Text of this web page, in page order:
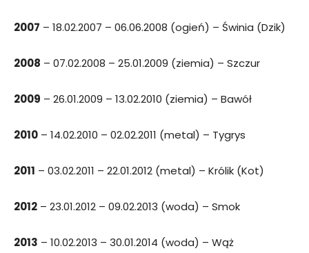
2007 – 18.02.2007 – 06.06.2008 (ogień) – Świnia (Dzik)
2008 – 07.02.2008 – 25.01.2009 (ziemia) – Szczur
2009 – 26.01.2009 – 13.02.2010 (ziemia) – Bawół
2010 – 14.02.2010 – 02.02.2011 (metal) – Tygrys
2011 – 03.02.2011 – 22.01.2012 (metal) – Królik (Kot)
2012 – 23.01.2012 – 09.02.2013 (woda) – Smok
2013 – 10.02.2013 – 30.01.2014 (woda) – Wąż